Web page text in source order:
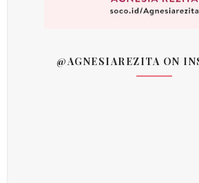
@AGNESIAREZITA ON